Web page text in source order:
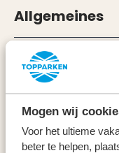
Mogen wij
Voor het ultieme
beter te helpen,
Allgemeines
Service &
Arten
Specials